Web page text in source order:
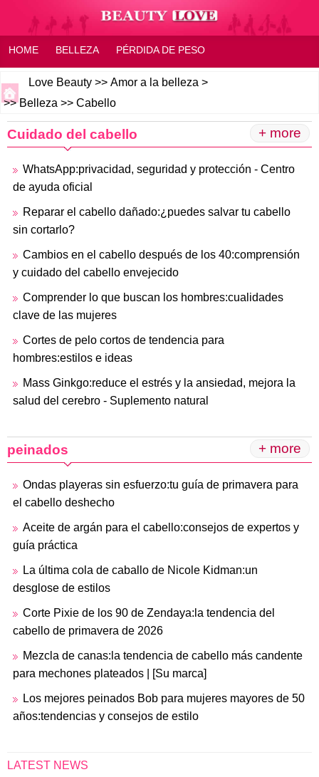
HOME BELLEZA PÉRDIDA DE PESO
SALUD Y BIENESTAR HOGAR O FAMILIA
PREGUNTAS MÁS FRECUENTES
Love Beauty >> Amor a la belleza >
>>Belleza >> Cabello
Cuidado del cabello + more
WhatsApp:privacidad, seguridad y protección - Centro
de ayuda oficial
Reparar el cabello dañado:¿puedes salvar tu cabello
sin cortarlo?
Cambios en el cabello después de los 40:comprensión
y cuidado del cabello envejecido
Comprender lo que buscan los hombres:cualidades
clave de las mujeres
Cortes de pelo cortos de tendencia para
hombres:estilos e ideas
Mass Ginkgo:reduce el estrés y la ansiedad, mejora la
salud del cerebro - Suplemento natural
peinados + more
Ondas playeras sin esfuerzo:tu guía de primavera para
el cabello deshecho
Aceite de argán para el cabello:consejos de expertos y
guía práctica
La última cola de caballo de Nicole Kidman:un
desglose de estilos
Corte Pixie de los 90 de Zendaya:la tendencia del
cabello de primavera de 2026
Mezcla de canas:la tendencia de cabello más candente
para mechones plateados | [Su marca]
Los mejores peinados Bob para mujeres mayores de 50
años:tendencias y consejos de estilo
LATEST NEWS